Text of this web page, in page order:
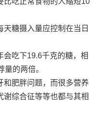
糖摄入量应控制在当日
会吃下19.6千克的糖，相
的两倍。
和肥胖问题，而很多营养
谢综合征等等也都与其相